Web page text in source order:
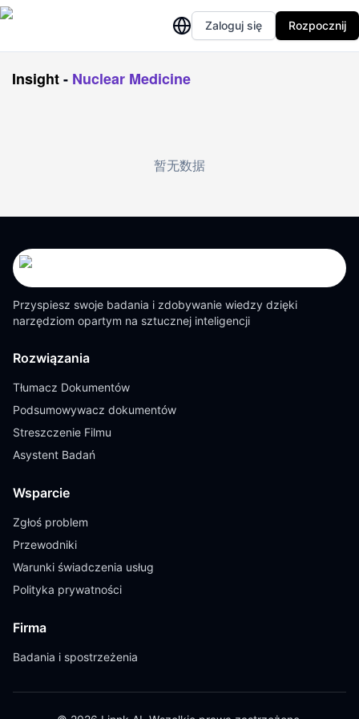
Zaloguj się Rozpocznij
Insight- Nuclear Medicine
暂无数据
Przyspiesz swoje badania i zdobywanie wiedzy dzięki
narzędziom opartym na sztucznej inteligencji
Rozwiązania
Tłumacz Dokumentów
Podsumowywacz dokumentów
Streszczenie Filmu
Asystent Badań
Wsparcie
Zgłoś problem
Przewodniki
Warunki świadczenia usług
Polityka prywatności
Firma
Badania i spostrzeżenia